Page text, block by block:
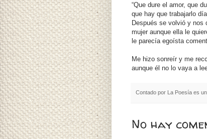
“Que dure el amor, que
que hay que trabajarlo
Después se volvió y nos
mujer aunque ella le
le parecía egoísta
Me hizo sonreír y me
aunque él no lo vaya a
Contado por La Poesía es
No hay